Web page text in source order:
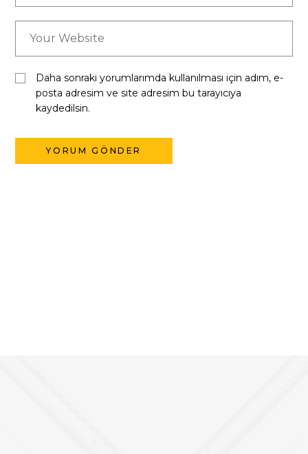
Daha sonraki yorumlarımda kullanılması için adım, e-
posta adresim ve site adresim bu tarayıcıya
kaydedilsin.